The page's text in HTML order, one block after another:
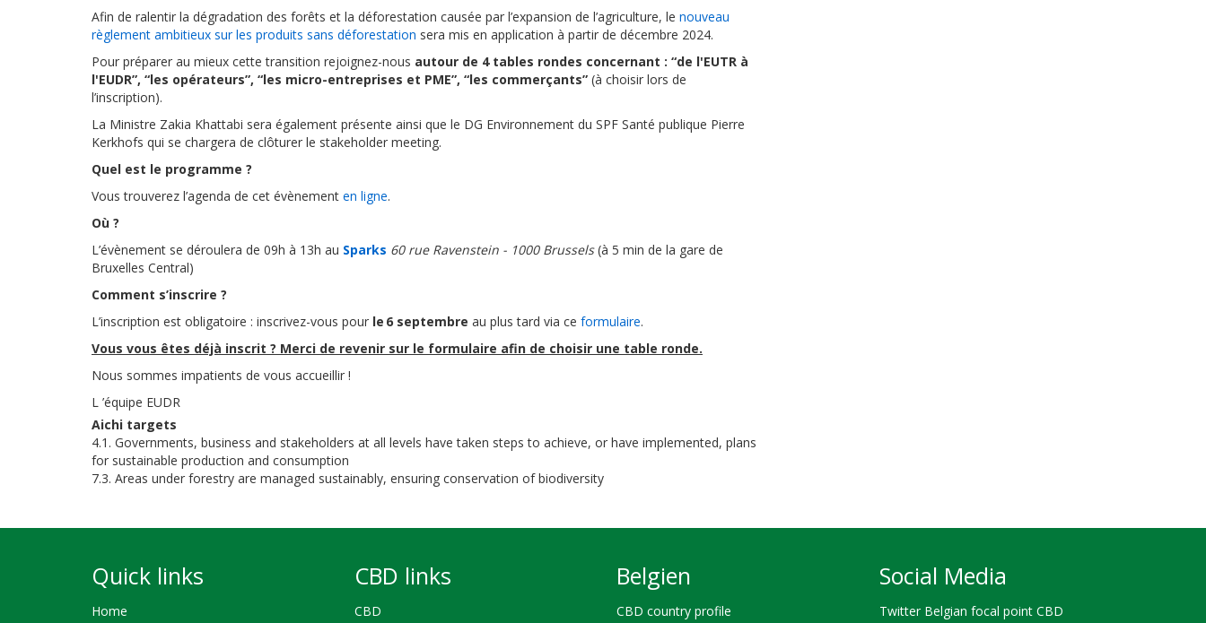
Afin de ralentir la dégradation des forêts et la déforestation causée par l’expansion de l’agriculture, le nouveau
règlement ambitieux sur les produits sans déforestation sera mis en application à partir de décembre 2024.
Pour préparer au mieux cette transition rejoignez-nous autour de 4 tables rondes concernant : “de l'EUTR à
l'EUDR”, “les opérateurs”, “les micro-entreprises et PME”, “les commerçants” (à choisir lors de
l’inscription).
La Ministre Zakia Khattabi sera également présente ainsi que le DG Environnement du SPF Santé publique Pierre
Kerkhofs qui se chargera de clôturer le stakeholder meeting.
Quel est le programme ?
Vous trouverez l’agenda de cet évènement en ligne.
Où ?
L’évènement se déroulera de 09h à 13h au Sparks 60 rue Ravenstein - 1000 Brussels(à 5 min de la gare de
Bruxelles Central)
Comment s’inscrire ?
L’inscription est obligatoire : inscrivez-vous pour le 6 septembre au plus tard via ce formulaire.
Vous vous êtes déjà inscrit ? Merci de revenir sur le formulaire afin de choisir une table ronde.
Nous sommes impatients de vous accueillir !
L ’équipe EUDR
Aichi targets
4.1. Governments, business and stakeholders at all levels have taken steps to achieve, or have implemented, plans
for sustainable production and consumption
7.3. Areas under forestry are managed sustainably, ensuring conservation of biodiversity
Quick links
Home
CBD links
CBD
Belgien
CBD country profile
Social Media
Twitter Belgian focal point CBD